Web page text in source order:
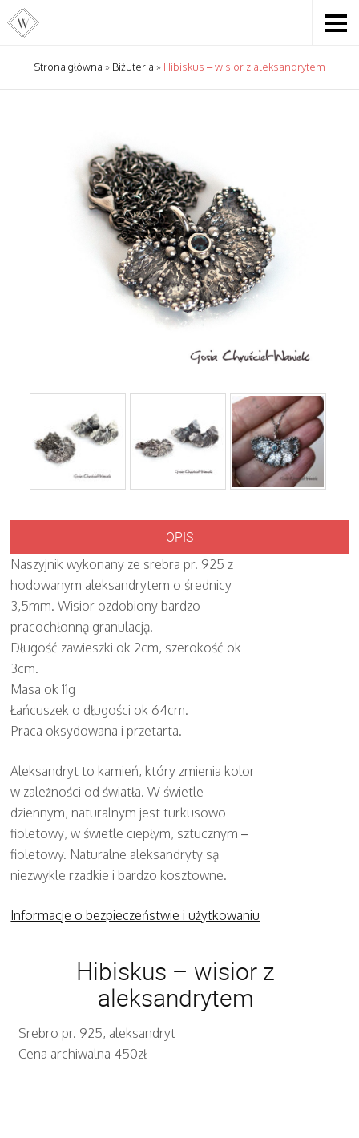
Strona główna » Biżuteria » Hibiskus – wisior z aleksandrytem
OPIS
Naszyjnik wykonany ze srebra pr. 925 z
hodowanym aleksandrytem o średnicy
3,5mm. Wisior ozdobiony bardzo
pracochłonną granulacją.
Długość zawieszki ok 2cm, szerokość ok
3cm.
Masa ok 11g
Łańcuszek o długości ok 64cm.
Praca oksydowana i przetarta.
Aleksandryt to kamień, który zmienia kolor
w zależności od światła. W świetle
dziennym, naturalnym jest turkusowo
fioletowy, w świetle ciepłym, sztucznym –
fioletowy. Naturalne aleksandryty są
niezwykle rzadkie i bardzo kosztowne.
Informacje o bezpieczeństwie i użytkowaniu
Hibiskus – wisior z
aleksandrytem
Srebro pr. 925, aleksandryt
Cena archiwalna 450zł